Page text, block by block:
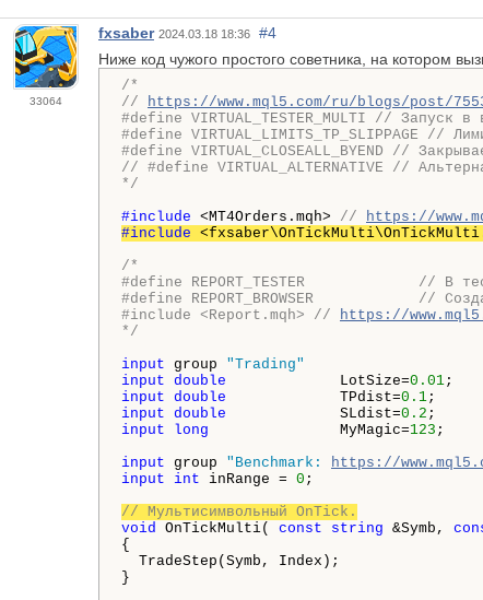
33064
fxsaber 2024.03.18 18:36
#4
Ниже код чужого простого советника, на котором
/*
//
https://www.mql5.com/ru/blogs/post/
#define VIRTUAL_TESTER_MULTI // Запуск
#define VIRTUAL_LIMITS_TP_SLIPPAGE //
#define VIRTUAL_CLOSEALL_BYEND //
// #define VIRTUAL_ALTERNATIVE //
*/
#include <MT4Orders.mqh> //
https://
#include
/*
#define REPORT_TESTER             // В
#define REPORT_BROWSER            //
#include <Report.mqh> //
https://
*/
input group "Trading"
input double LotSize=0.01
input double TPdist=0.1
input double SLdist=0.2
input
long MyMagic=123 ;
input group "Benchmark: https://
input
int inRange = 0 ;
// Мультисимвольный OnTick.
void
OnTickMulti( const string &Symb,
{
TradeStep(Symb, Index);
}